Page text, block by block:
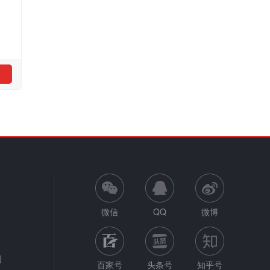
微信 QQ 微博
百家号 头条号 知乎号